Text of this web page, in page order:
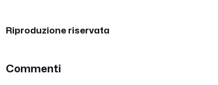
Riproduzione riservata
Commenti